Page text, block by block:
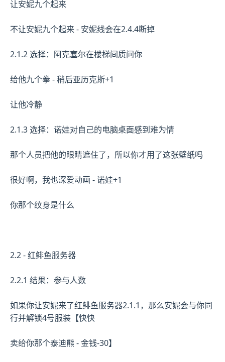
让安妮九个起来
不让安妮九个起来 - 安妮线会在2.4.4断掉
2.1.2 选择：阿克塞尔在楼梯间质问你
给他九个拳 - 稍后亚历克斯+1
让他冷静
2.1.3 选择：诺娃对自己的电脑桌面感到难为情
那个人员把他的眼睛遮住了，所以你才用了这张壁纸吗
很好啊，我也深爱动画 - 诺娃+1
你那个纹身是什么
2.2 - 红鲱鱼服务器
2.2.1 结果：参与人数
如果你让安妮来了红鲱鱼服务器2.1.1，那么安妮会与你同
行并解锁4号服装【快快
卖给你那个泰迪熊 - 金钱-30】